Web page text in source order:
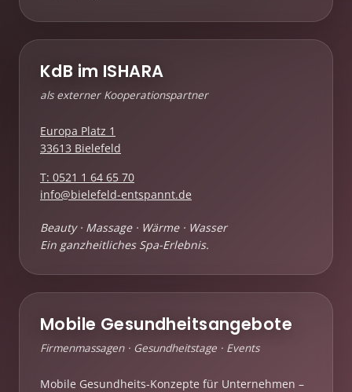
KdB im ISHARA
als externer Kooperationspartner
Europa Platz 1
33613 Bielefeld
T: 0521 1 64 65 70
info@bielefeld-entspannt.de
Beauty · Massage · Wärme · Wasser
Ein ganzheitliches Spa-Erlebnis.
Mobile Gesundheitsangebote
Firmenmassagen · Gesundheitstage · Events
Mobile Gesundheits-Konzepte für Unternehmen –